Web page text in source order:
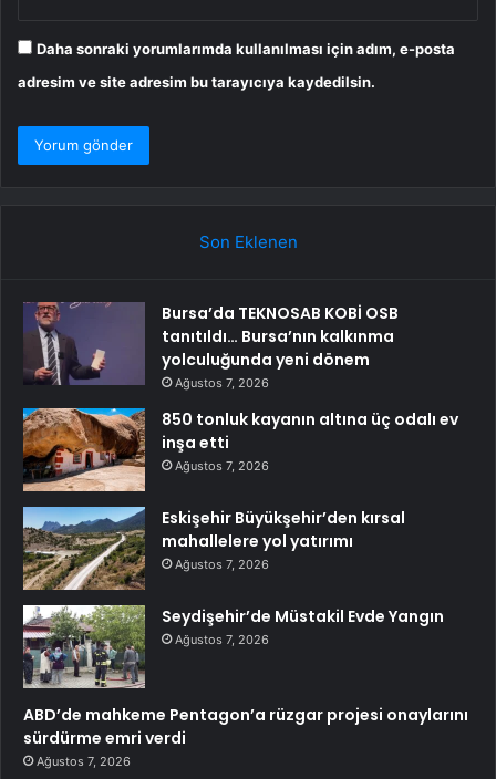
Daha sonraki yorumlarımda kullanılması için adım, e-posta
adresim ve site adresim bu tarayıcıya kaydedilsin.
Son Eklenen
Bursa’da TEKNOSAB KOBİ OSB
tanıtıldı… Bursa’nın kalkınma
yolculuğunda yeni dönem
Ağustos 7, 2026
850 tonluk kayanın altına üç odalı ev
inşa etti
Ağustos 7, 2026
Eskişehir Büyükşehir’den kırsal
mahallelere yol yatırımı
Ağustos 7, 2026
Seydişehir’de Müstakil Evde Yangın
Ağustos 7, 2026
ABD’de mahkeme Pentagon’a rüzgar projesi onaylarını
sürdürme emri verdi
Ağustos 7, 2026